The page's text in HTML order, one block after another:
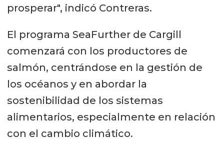
prosperar", indicó Contreras.
El programa SeaFurther de Cargill
comenzará con los productores de
salmón, centrándose en la gestión de
los océanos y en abordar la
sostenibilidad de los sistemas
alimentarios, especialmente en relación
con el cambio climático.